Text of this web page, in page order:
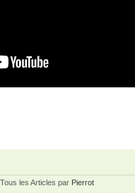
les Articles par Pierrot